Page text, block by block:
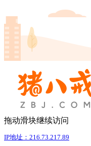
拖动滑块继续访问
IP地址：216.73.217.89